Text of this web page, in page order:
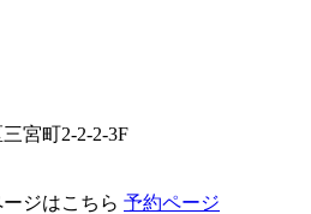
宮町2-2-2-3F
ジはこちら 予約ページ